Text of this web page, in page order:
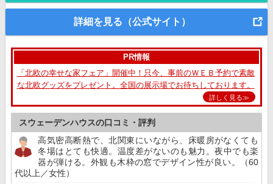
詳細を見る（公式サイト）
PR情報
「北欧の幸せな家フェア」開催中！只今、事前のＷＥＢ予約で素敵
な北欧グッズをプレゼント。全国の展示場でお待ちしております。
詳しく見る≫
スウェーデンハウスの口コミ・評判
高気密高断熱で、北関東にいながら、床暖房がなくても
冬場はとても快適。温度差がないのも魅力。夜中でも楽
器が弾ける。外観も木枠の窓でデザイン性が良い。（60
代以上／女性）